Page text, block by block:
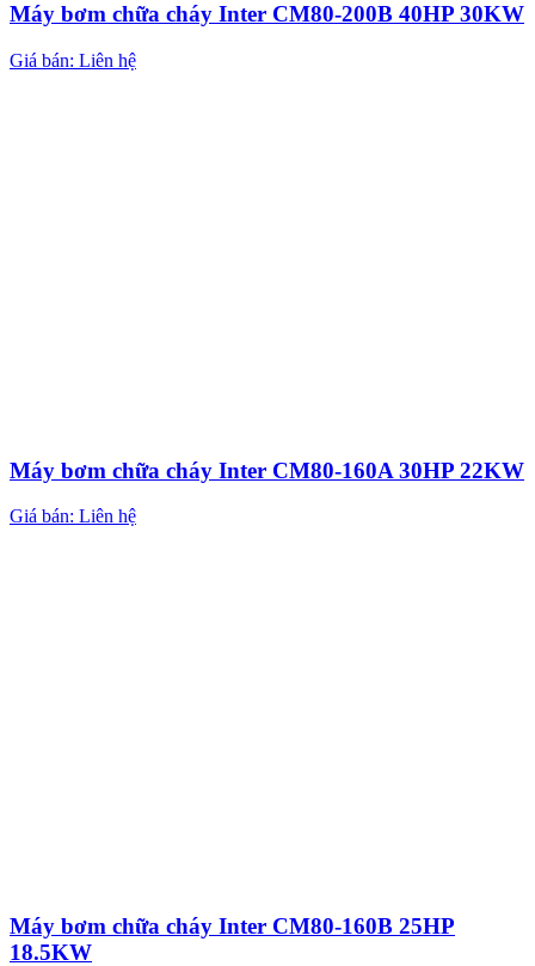
Máy bơm chữa cháy Inter CM80-200B 40HP 30KW
Giá bán: Liên hệ
Máy bơm chữa cháy Inter CM80-160A 30HP 22KW
Giá bán: Liên hệ
Máy bơm chữa cháy Inter CM80-160B 25HP
18.5KW